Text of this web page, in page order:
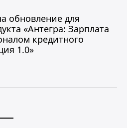
обновление для
«Антегра: Зарплата
кредитного
1.0»